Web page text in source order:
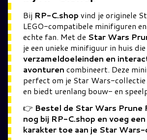
Bij RP-C.shop vind je originele
LEGO-compatibele minifiguren
echte fan. Met de Star Wars
je een unieke minifiguur in huis die
verzameldoeleinden en
avonturen combineert. Deze
perfect om je Star Wars-
en biedt urenlang bouw- en
👉 Bestel de Star Wars Prune
nog bij RP-C.shop en voeg
karakter toe aan je Star